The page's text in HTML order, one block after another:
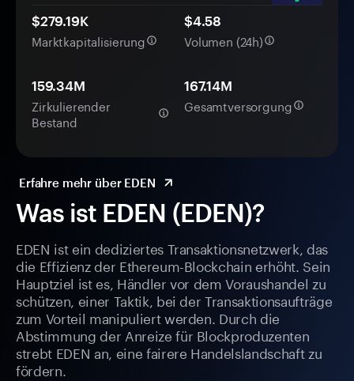
Was ist EDEN (EDEN)?
EDEN ist ein dediziertes Transaktionsnetzwerk, das
die Effizienz der Ethereum-Blockchain erhöht. Sein
Hauptziel ist es, Händler vor dem Voraushandel zu
schützen, einer Taktik, bei der Transaktionsaufträge
zum Vorteil manipuliert werden. Durch die
Abstimmung der Anreize für Blockproduzenten
strebt EDEN an, eine fairere Handelslandschaft zu
fördern.
$279.19K
Marktkapitalisierung
$4.58
Volumen (24h)
159.34M
Zirkulierender
Bestand
167.14M
Gesamtversorgung
Erfahre mehr über EDEN